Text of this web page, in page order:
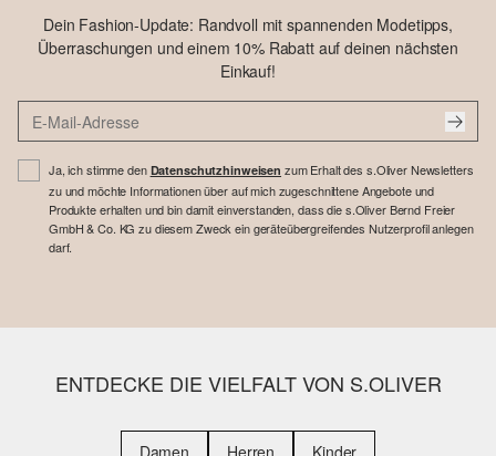
Dein Fashion-Update: Randvoll mit spannenden Modetipps,
Überraschungen und einem 10% Rabatt auf deinen nächsten
Einkauf!
Ja, ich stimme den Datenschutzhinweisen zum Erhalt des s.Oliver Newsletters
zu und möchte Informationen über auf mich zugeschnittene Angebote und
Produkte erhalten und bin damit einverstanden, dass die s.Oliver Bernd Freier
GmbH & Co. KG zu diesem Zweck ein geräteübergreifendes Nutzerprofil anlegen
darf.
ENTDECKE DIE VIELFALT VON S.OLIVER